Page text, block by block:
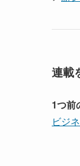
連載
1つ前
ビジ